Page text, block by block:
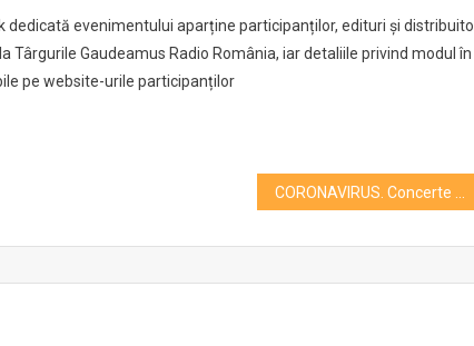
evenimentului aparține participanților, edituri și
Gaudeamus Radio România, iar detaliile privind modul în
pe website-urile participanților